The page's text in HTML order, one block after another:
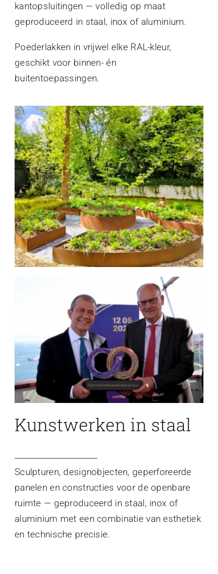
kantopsluitingen — volledig op maat
geproduceerd in staal, inox of aluminium.
Poederlakken in vrijwel elke RAL-kleur,
geschikt voor binnen- én
buitentoepassingen.
Kunstwerken in staal
Sculpturen, designobjecten, geperforeerde
panelen en constructies voor de openbare
ruimte — geproduceerd in staal, inox of
aluminium met een combinatie van esthetiek
en technische precisie.